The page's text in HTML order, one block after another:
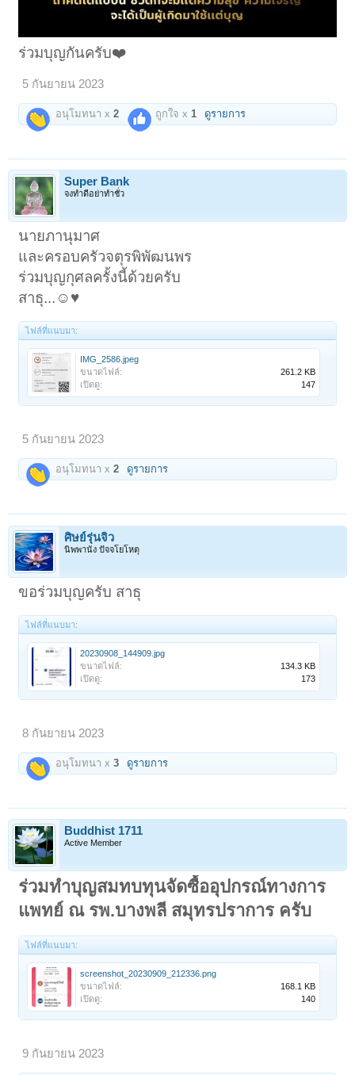
ร่วมบุญกันครับ❤️
5 กันยายน 2023
อนุโมทนา x2 ถูกใจ x1 ดูรายการ
Super Bank
จงทำดีอย่าทำชั่ว
นายภานุมาศ
และครอบครัวจตุรพิพัฒนพร
ร่วมบุญกุศลครั้งนี้ด้วยครับ
สาธุ...☺️♥️
ไฟล์ที่แนบมา:
IMG_2586.jpeg
ขนาดไฟล์:
261.2 KB
เปิดดู:
147
5 กันยายน 2023
อนุโมทนา x2 ดูรายการ
ศิษย์รุ่นจิ๋ว
นิพพานัง ปัจจโยโหตุ
ขอร่วมบุญครับ สาธุ
ไฟล์ที่แนบมา:
20230908_144909.jpg
ขนาดไฟล์:
134.3 KB
เปิดดู:
173
8 กันยายน 2023
อนุโมทนา x3 ดูรายการ
Buddhist 1711
Active Member
ร่วมทำบุญสมทบทุนจัดซื้ออุปกรณ์ทางการ
แพทย์ ณ รพ.บางพลี สมุทรปราการ ครับ
ไฟล์ที่แนบมา:
screenshot_20230909_212336.png
ขนาดไฟล์:
168.1 KB
เปิดดู:
140
9 กันยายน 2023